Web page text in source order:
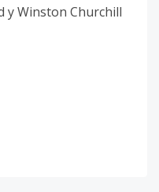
y Winston Churchill